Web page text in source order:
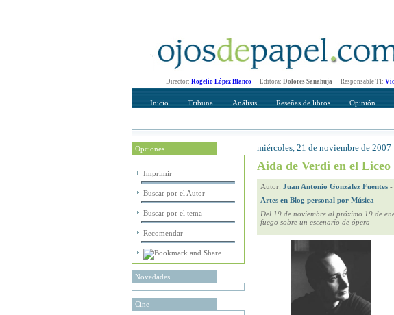
Director: Rogelio López Blanco Editora: Dolores Sanahuja Responsable TI:
Inicio Tribuna Análisis Reseñas de libros Opinión
Opciones
Imprimir
Buscar por el Autor
Buscar por el tema
Recomendar
Novedades
Cine
Recomendar
Su nombre Completo
miércoles, 21 de noviembre de 2007
Aida de Verdi en el Liceo
Autor: Juan Antonio González Fuentes -
Artes en Blog personal por Música
Del 19 de noviembre al próximo 19 de
fuego sobre un escenario de ópera